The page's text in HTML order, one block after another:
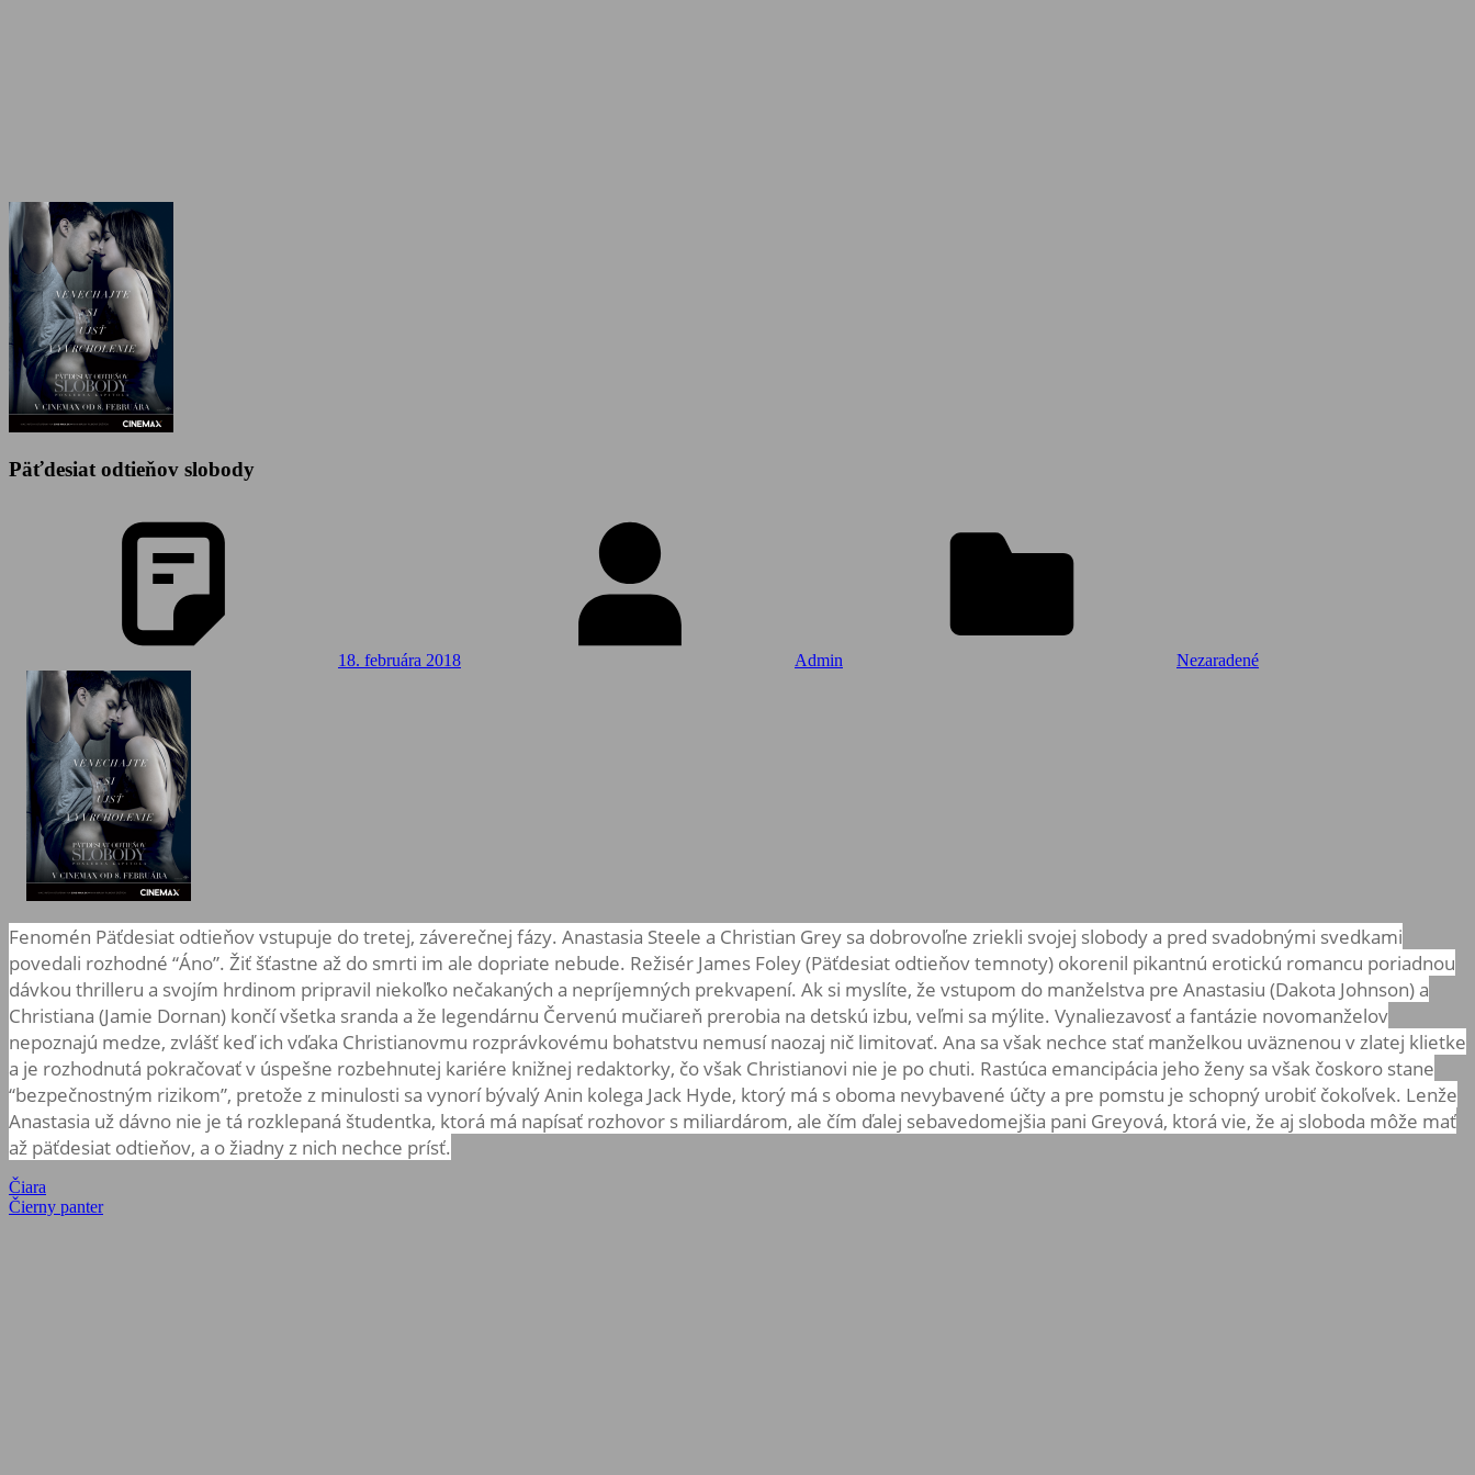
Päťdesiat odtieňov slobody
18. februára 2018 Admin Nezaradené
Fenomén Päťdesiat odtieňov vstupuje do tretej, záverečnej fázy. Anastasia Steele a Christian Grey sa dobrovoľne zriekli svojej slobody a pred svadobnými svedkami
povedali rozhodné “Áno”. Žiť šťastne až do smrti im ale dopriate nebude. Režisér James Foley (Päťdesiat odtieňov temnoty) okorenil pikantnú erotickú romancu poriadnou
dávkou thrilleru a svojím hrdinom pripravil niekoľko nečakaných a nepríjemných prekvapení. Ak si myslíte, že vstupom do manželstva pre Anastasiu (Dakota Johnson) a
Christiana (Jamie Dornan) končí všetka sranda a že legendárnu Červenú mučiareň prerobia na detskú izbu, veľmi sa mýlite. Vynaliezavosť a fantázie novomanželov
nepoznajú medze, zvlášť keď ich vďaka Christianovmu rozprávkovému bohatstvu nemusí naozaj nič limitovať. Ana sa však nechce stať manželkou uväznenou v zlatej klietke
a je rozhodnutá pokračovať v úspešne rozbehnutej kariére knižnej redaktorky, čo však Christianovi nie je po chuti. Rastúca emancipácia jeho ženy sa však čoskoro stane
“bezpečnostným rizikom”, pretože z minulosti sa vynorí bývalý Anin kolega Jack Hyde, ktorý má s oboma nevybavené účty a pre pomstu je schopný urobiť čokoľvek. Lenže
Anastasia už dávno nie je tá rozklepaná študentka, ktorá má napísať rozhovor s miliardárom, ale čím ďalej sebavedomejšia pani Greyová, ktorá vie, že aj sloboda môže mať
až päťdesiat odtieňov, a o žiadny z nich nechce prísť.
Navigácia
v
Previous
Post:
Čiara
Next
Čierny panter